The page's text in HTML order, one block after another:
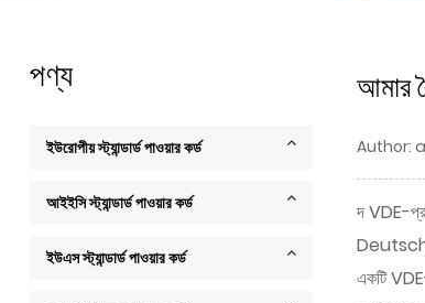
পণ্য
ইউরোপীয় স্ট্যান্ডার্ড পাওয়ার কর্ড
আইইসি স্ট্যান্ডার্ড পাওয়ার কর্ড
ইউএস স্ট্যান্ডার্ড পাওয়ার কর্ড
আমার
Author:
দVDE-
Deutscher
একটি